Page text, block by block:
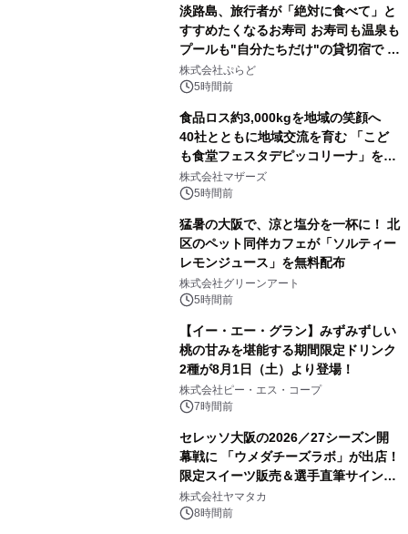
淡路島、旅行者が「絶対に食べて」と
すすめたくなるお寿司 お寿司も温泉も
プールも"自分たちだけ"の貸切宿で 1
日1組限定「岩屋温泉 絵島別庭 海と
森」の握り寿司プラン
株式会社ぷらど
5時間前
食品ロス約3,000kgを地域の笑顔へ
40社とともに地域交流を育む 「こど
も食堂フェスタデピッコリーナ」を9
月5日(土)開催
株式会社マザーズ
5時間前
猛暑の大阪で、涼と塩分を一杯に！ 北
区のペット同伴カフェが「ソルティー
レモンジュース」を無料配布
株式会社グリーンアート
5時間前
【イー・エー・グラン】みずみずしい
桃の甘みを堪能する期間限定ドリンク
2種が8月1日（土）より登場！
株式会社ピー・エス・コープ
7時間前
セレッソ大阪の2026／27シーズン開
幕戦に 「ウメダチーズラボ」が出店！
限定スイーツ販売＆選手直筆サイング
ッズが当たる抽選会を 8月8日に開催
株式会社ヤマタカ
8時間前